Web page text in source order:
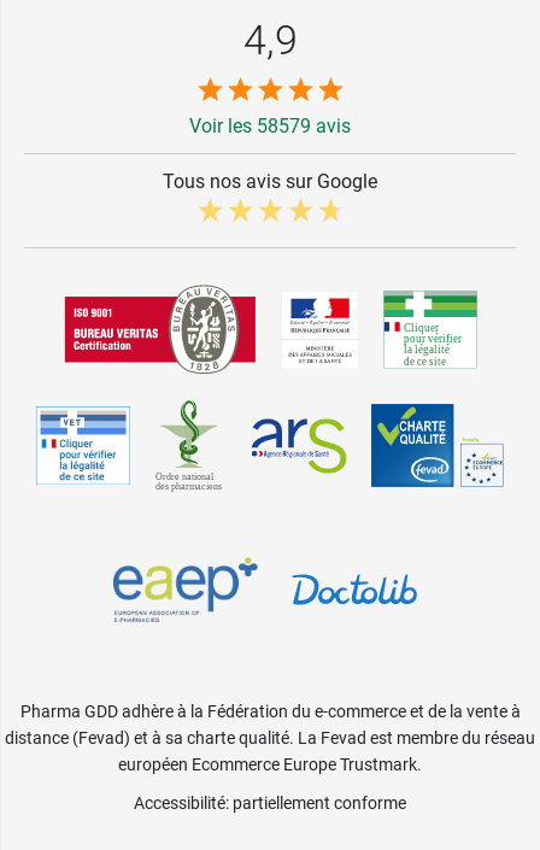
4,9
Voir les 58579 avis
Tous nos avis sur Google
Pharma GDD adhère à la Fédération du e-commerce et de la vente à
distance (Fevad) et à sa charte qualité. La Fevad est membre du réseau
européen Ecommerce Europe Trustmark.
Accessibilité: partiellement conforme